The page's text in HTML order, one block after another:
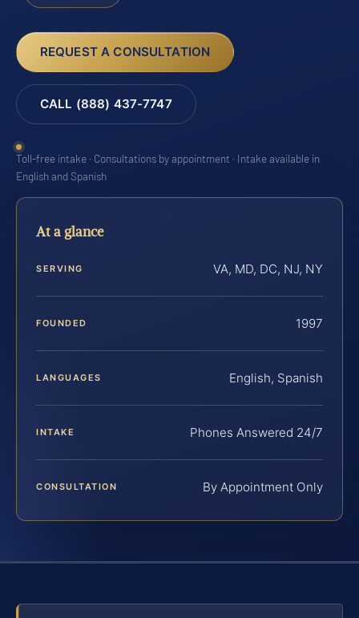
REQUEST A CONSULTATION
CALL (888) 437-7747
Toll-free intake · Consultations by appointment · Intake available in
English and Spanish
At a glance
SERVING VA, MD, DC, NJ, NY
FOUNDED 1997
LANGUAGES English, Spanish
INTAKE Phones Answered 24/7
CONSULTATION By Appointment Only